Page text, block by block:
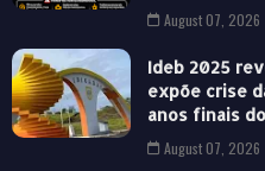
August 07, 2026
Ideb 2025
expõe crise
anos finais
August 07, 2026